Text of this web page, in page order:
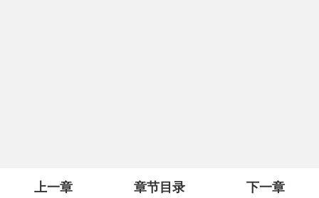
上一章 章节目录 下一章